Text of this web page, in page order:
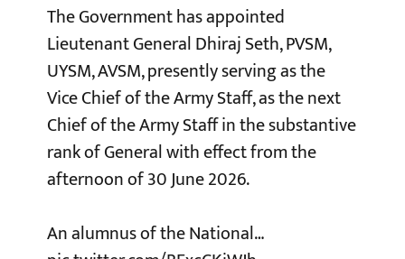
The Government has appointed
Lieutenant General Dhiraj Seth, PVSM,
UYSM, AVSM, presently serving as the
Vice Chief of the Army Staff, as the next
Chief of the Army Staff in the substantive
rank of General with effect from the
afternoon of 30 June 2026.
An alumnus of the National…